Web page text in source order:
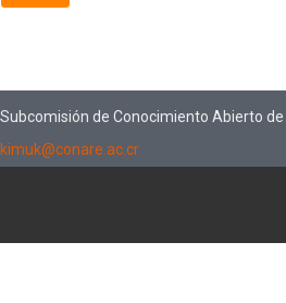
Subcomisión de Conocimiento Abierto de
kimuk@conare.ac.cr